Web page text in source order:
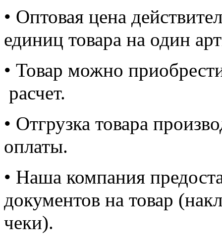
• Оптовая цена
единиц товара на один
• Товар можно
расчет.
• Отгрузка товара
оплаты.
• Наша компания
документов на товар
чеки).